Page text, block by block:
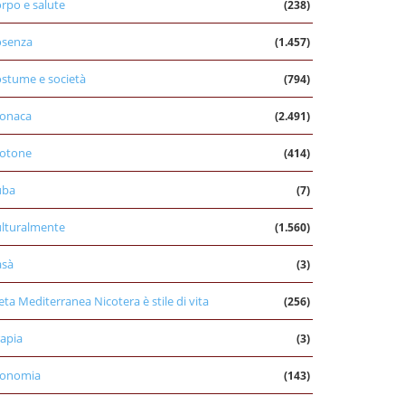
e salute (238)
(1.457)
e società (794)
(2.491)
(414)
(7)
(1.560)
(3)
Mediterranea Nicotera è stile di vita (256)
(3)
(143)